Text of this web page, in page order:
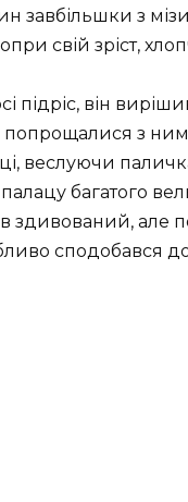
завбільшки з
свій зріст,
підріс, він
попрощалися з
веслуючи
багатого
здивований, але
сподобався